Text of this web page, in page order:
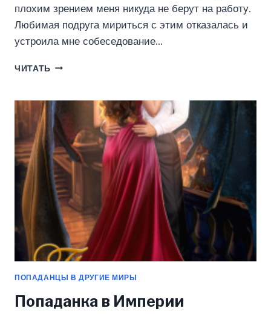
плохим зрением меня никуда не берут на работу.
Любимая подруга мириться с этим отказалась и
устроила мне собеседование…
ЧИТАТЬ СЕКРЕТАРЬ
(ЮЛИЯ
МАЙСКАЯ)
ПОПАДАНЦЫ В ДРУГИЕ МИРЫ
Попаданка в Империи